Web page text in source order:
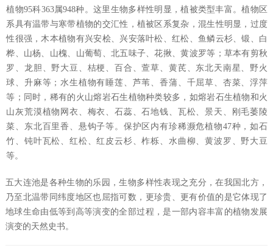
植物95科363属948种。这里生物多样性明显，植被类型丰富。植物区
系具有温带与寒带植物的交汇性，植被区系复杂，混生性明显，过度
性很强，木本植物有兴安桧、兴安落叶松、红松、鱼鳞云杉、锻、白
桦、山杨、山槐、山葡萄、北五味子、花揪、黄波罗等；草本有剪秋
罗、龙胆、野大豆、桔梗、百合、萱草、黄芪、东北天南星、野火
球、升麻等；水生植物有睡莲、芦苇、香蒲、千屈草、杏菜、浮萍
等；同时，稀有的火山熔岩石生植物种类较多，如熔岩石生植物和火
山灰荒漠植物网衣、梅衣、石蕊、石地钱、瓦松、景天、刚毛萎陵
菜、东北百里香、悬钩子等。保护区内有珍稀濒危植物47种，如石
竹、钝叶瓦松、红松、红皮云杉、柞栎、水曲柳、黄波罗、野大豆
等。
五大连池是各种生物的乐园，生物多样性表现之充分，在我国北方，
乃至北温带同纬度地区也屈指可数，更珍贵、更有价值的是它体现了
地球生命由低等到高等演变的全部过程，是一部内容丰富的植物发展
演变的天然史书。